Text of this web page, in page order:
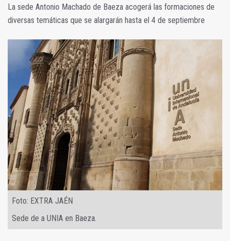
La sede Antonio Machado de Baeza acogerá las formaciones de
diversas temáticas que se alargarán hasta el 4 de septiembre
Foto: EXTRA JAÉN
Sede de a UNIA en Baeza.